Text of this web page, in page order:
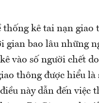
thống kê tai nạn
gian bao lâu những
vào số người chết
thông được hiểu
này dẫn đến việc